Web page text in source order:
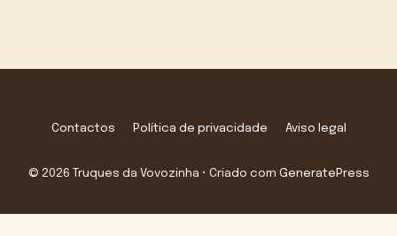
Contactos Política de privacidade Aviso legal
© 2026 Truques da Vovozinha • Criado com GeneratePress